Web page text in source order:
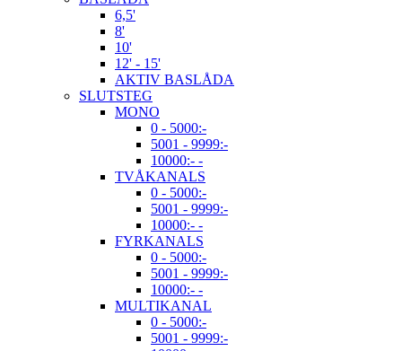
6,5'
8'
10'
12' - 15'
AKTIV BASLÅDA
SLUTSTEG
MONO
0 - 5000:-
5001 - 9999:-
10000:- -
TVÅKANALS
0 - 5000:-
5001 - 9999:-
10000:- -
FYRKANALS
0 - 5000:-
5001 - 9999:-
10000:- -
MULTIKANAL
0 - 5000:-
5001 - 9999:-